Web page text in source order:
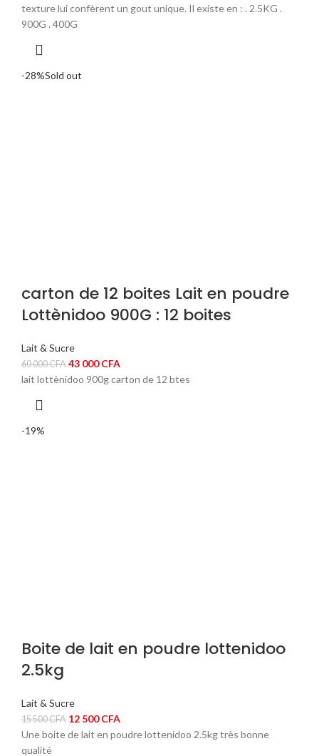
était :
5
est :
texture lui confèrent un gout unique. Il existe en : . 2.5KG .
900G . 400G
-28%Sold out
carton de 12 boites Lait en poudre
Lottènidoo 900G : 12 boites
Lait & Sucre
60 000CFA Le
prix
43 000CFALe
prix
lait lottènidoo 900g carton de 12 btes
-19%
Boite de lait en poudre lottenidoo
2.5kg
Lait & Sucre
15 500CFA Le
prix
12 500CFALe
prix
Une boite de lait en poudre lottenidoo 2.5kg très bonne
qualité